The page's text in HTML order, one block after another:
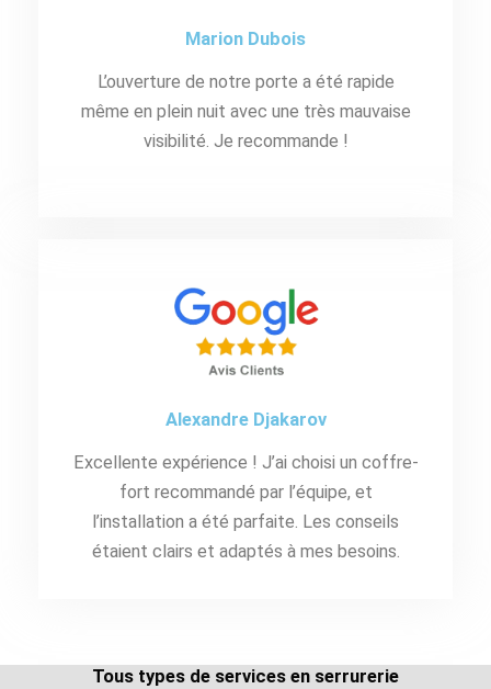
Marion Dubois
L’ouverture de notre porte a été rapide
même en plein nuit avec une très mauvaise
visibilité. Je recommande !
Alexandre Djakarov
Excellente expérience ! J’ai choisi un coffre-
fort recommandé par l’équipe, et
l’installation a été parfaite. Les conseils
étaient clairs et adaptés à mes besoins.
Tous types de services en serrurerie